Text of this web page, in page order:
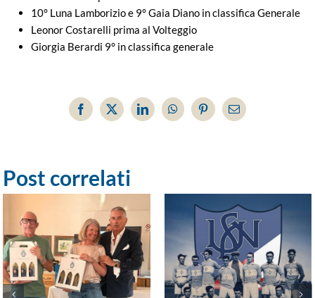
10° Luna Lamborizio e 9° Gaia Diano in classifica Generale
Leonor Costarelli prima al Volteggio
Giorgia Berardi 9° in classifica generale
Facebook
X LinkedInWhatsAppPinterestEmail
Post correlati